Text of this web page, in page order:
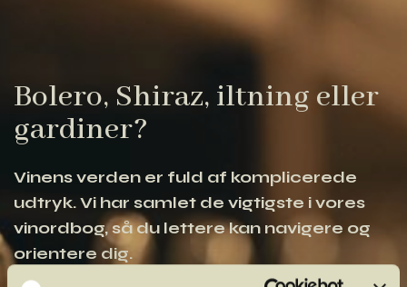
Bolero, Shiraz, iltning eller
gardiner?
Vinens verden er fuld af komplicerede
udtryk. Vi har samlet de vigtigste i vores
vinordbog, så du lettere kan navigere og
orientere dig.